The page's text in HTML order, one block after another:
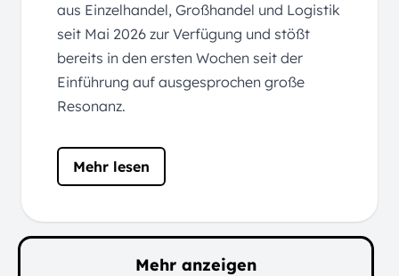
aus Einzelhandel, Großhandel und Logistik
seit Mai 2026 zur Verfügung und stößt
bereits in den ersten Wochen seit der
Einführung auf ausgesprochen große
Resonanz.
Mehr lesen
Mehr anzeigen